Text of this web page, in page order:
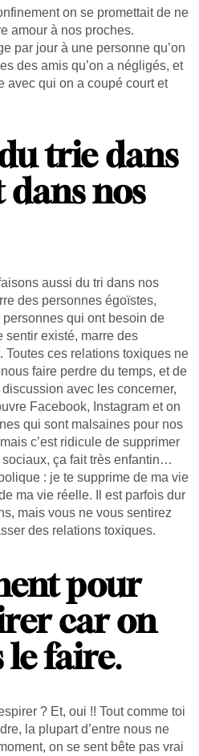
on se promettait de ne
amour à nos proches.
par jour à une personne qu’on
des amis qu’on a négligés, et
avec qui on a coupé court et
trie dans
dans nos
aussi du tri dans nos
des personnes égoïstes,
qui ont besoin de
sentir existé, marre des
Toutes ces relations toxiques ne
faire perdre du temps, et de
avec les concerner,
Facebook, Instagram et on
qui sont malsaines pour nos
c’est ridicule de supprimer
ça fait très enfantin…
: je te supprime de ma vie
ma vie réelle. Il est parfois dur
mais vous ne vous sentirez
des relations toxiques.
pour
car on
le faire.
? Et, oui !! Tout comme toi
la plupart d’entre nous ne
on se sent bête pas vrai